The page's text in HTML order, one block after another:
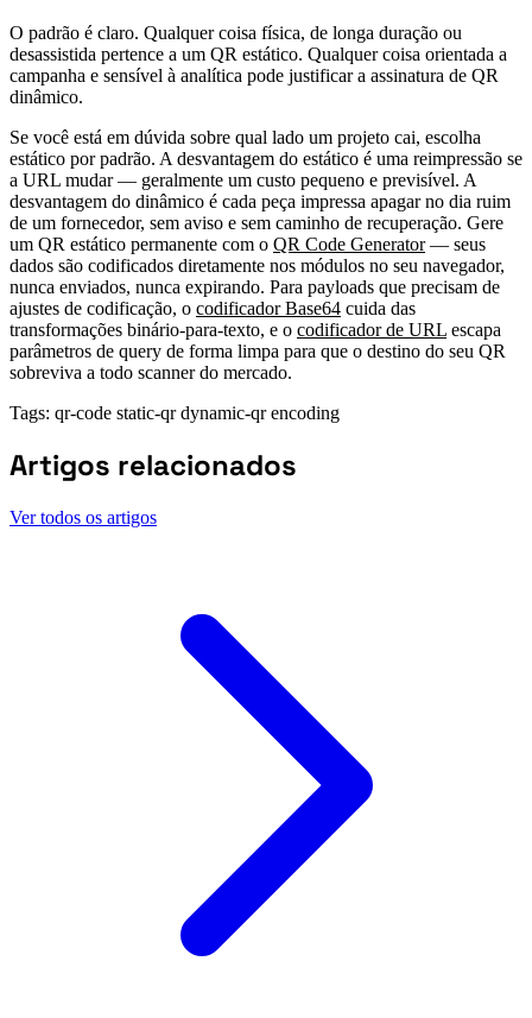
O padrão é claro. Qualquer coisa física, de longa duração ou
desassistida pertence a um QR estático. Qualquer coisa orientada a
campanha e sensível à analítica pode justificar a assinatura de QR
dinâmico.
Se você está em dúvida sobre qual lado um projeto cai, escolha
estático por padrão. A desvantagem do estático é uma reimpressão se
a URL mudar — geralmente um custo pequeno e previsível. A
desvantagem do dinâmico é cada peça impressa apagar no dia ruim
de um fornecedor, sem aviso e sem caminho de recuperação. Gere
um QR estático permanente com o QR Code Generator— seus
dados são codificados diretamente nos módulos no seu navegador,
nunca enviados, nunca expirando. Para payloads que precisam de
ajustes de codificação, o codificador Base64 cuida das
transformações binário-para-texto, e o codificador de URL escapa
parâmetros de query de forma limpa para que o destino do seu QR
sobreviva a todo scanner do mercado.
Tags: qr-code static-qrdynamic-qrencoding
Artigos relacionados
Ver todos os artigos